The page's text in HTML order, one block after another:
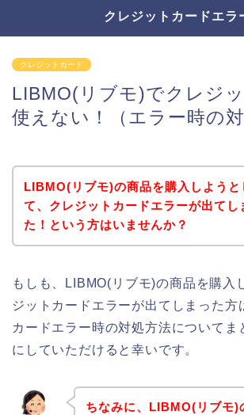
クレジットカードエラ
クレジットカード
LIBMO(リブモ)でクレジ
使えない！（エラー時の対
LIBMO(リブモ)の商品を購入しようと
て、クレジットカードエラーが出てし
た！という方はいませんか？
もしも、LIBMO(リブモ)の商品を購入
ジットカードエラーが出てしまった方
カードエラー時の対処方法についてま
にしていただけると幸いです。
ちなみに、LIBMO(リブモ)